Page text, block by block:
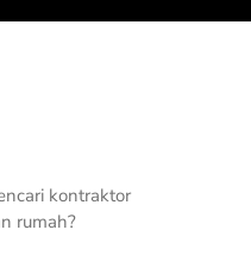
kontraktor
rumah?